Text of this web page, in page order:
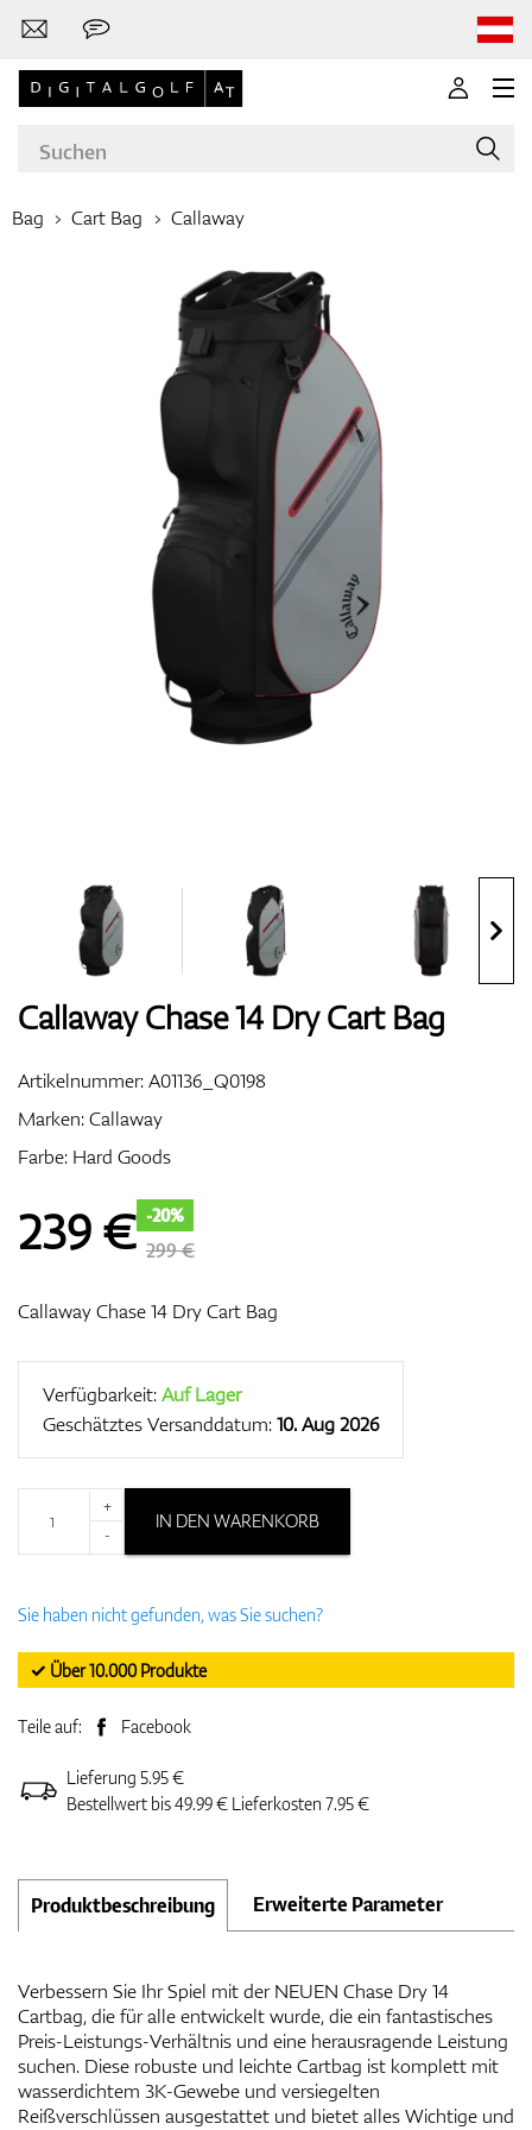
Marken
Golfschläger
Bekleidung
Handschuhe
Bags
Bag Cart Bag Callaway
Callaway Chase 14 Dry Cart Bag
Artikelnummer:A01136_Q0198
Marken:Callaway
Farbe: Hard Goods
239€ -20%
299 €
Callaway Chase 14 Dry Cart Bag
Verfügbarkeit:Auf Lager
Geschätztes Versanddatum:10. Aug 2026
+
-
IN DEN WARENKORB
Sie haben nicht gefunden, was Sie suchen?
✓ Über 10.000 Produkte
Teile auf: Facebook
Lieferung 5.95 €
Bestellwert bis 49.99 € Lieferkosten 7.95 €
Produktbeschreibung Erweiterte Parameter
Verbessern Sie Ihr Spiel mit der NEUEN Chase Dry 14
Cartbag, die für alle entwickelt wurde, die ein fantastisches
Preis-Leistungs-Verhältnis und eine herausragende Leistung
suchen. Diese robuste und leichte Cartbag ist komplett mit
wasserdichtem 3K-Gewebe und versiegelten
Reißverschlüssen ausgestattet und bietet alles Wichtige und